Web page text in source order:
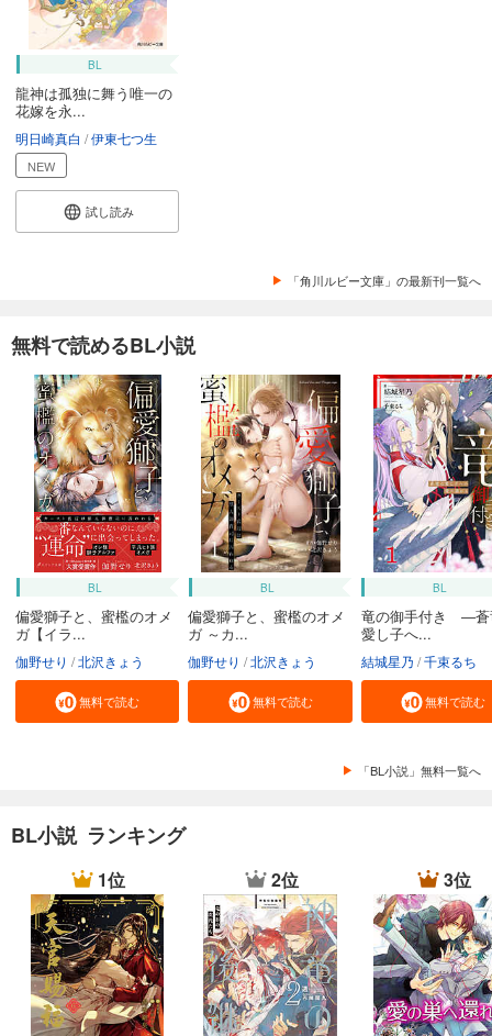
BL
龍神は孤独に舞う唯一の
花嫁を永...
明日崎真白 伊東七つ生
NEW
試し読み
「角川ルビー文庫」の最新刊一覧へ
無料で読めるBL小説
BL
偏愛獅子と、蜜檻のオメ
ガ【イラ...
伽野せり 北沢きょう
無料で読む
BL
偏愛獅子と、蜜檻のオメ
ガ ～カ...
伽野せり 北沢きょう
無料で読む
BL
竜の御手付き ―蒼
愛し子へ...
結城星乃 千束るち
無料で読む
「BL小説」無料一覧へ
BL小説 ランキング
1位 2位 3位